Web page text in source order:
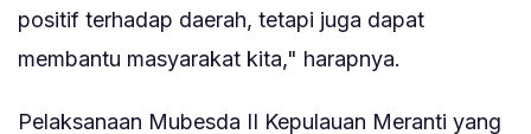
positif terhadap daerah, tetapi juga dapat
membantu masyarakat kita," harapnya.
Pelaksanaan Mubesda II Kepulauan Meranti yang